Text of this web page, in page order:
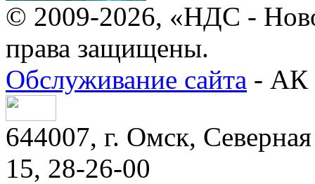
© 2009-2026, «НДС -
права защищены.
Обслуживание сайта - АК
644007, г. Омск,
15, 28-26-00